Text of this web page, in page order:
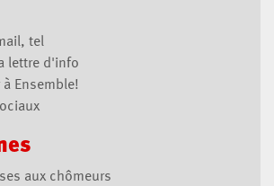
tel
lettre d'info
Ensemble!
aux chômeurs